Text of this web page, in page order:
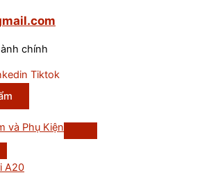
chính
Tiktok
và Phụ Kiện
A20